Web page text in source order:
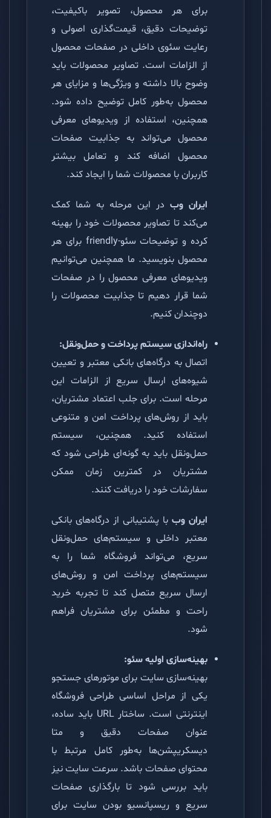
برای هر محصول، تصویر باکیفیت،
توضیحات دقیق، قیمت‌گذاری اصولی و
رعایت سئوی داخلی در صفحات محصول
از الزامات است. تصاویر محصولات باید
وضوح بالا داشته و ویژگی‌ها و مزایای هر
محصول به‌طور کامل توضیح داده شود.
همچنین، استفاده از ویدیوهای معرفی
محصول می‌تواند به جذابیت صفحات
محصول اضافه کند و تعامل بیشتر
کاربران با محصولات شما را ایجاد کند.
ایران وب در این مرحله به شما کمک
می‌کند تا تصاویر محصولات خود را بهینه
کرده و توضیحات سئو-friendly برای هر
محصول بنویسید. ما همچنین می‌توانیم
ویدیوهای معرفی محصول را در صفحات
شما قرار دهیم تا جذابیت محصولات را
دوچندان کنیم.
راه‌اندازی سیستم پرداخت و حمل‌ونقل:
اتصال به درگاه‌های بانکی معتبر و تعیین
شیوه‌های ارسال سریع از الزامات این
مرحله است. برای جلب اعتماد مشتریان،
باید از روش‌های پرداخت امن و متنوعی
استفاده کنید. همچنین، سیستم
حمل‌ونقل باید به گونه‌ای طراحی شود که
مشتریان در کمترین زمان ممکن
سفارشات خود را دریافت کنند.
ایران وب با پشتیبانی از درگاه‌های بانکی
معتبر داخلی و سیستم‌های حمل‌ونقل
سریع، می‌تواند فروشگاه شما را به
سیستم‌های پرداخت امن و روش‌های
ارسال سریع متصل کند تا تجربه خرید
راحت و مطمئن برای مشتریان فراهم
شود.
بهینه‌سازی اولیه سئو:
بهینه‌سازی سایت برای موتورهای جستجو
یکی از مراحل اساسی طراحی فروشگاه
اینترنتی است. ساختار URL باید ساده،
عنوان صفحات دقیق و متا
دیسکریپشن‌ها به‌طور کامل مرتبط با
محتوای صفحات باشد. سرعت سایت نیز
باید بررسی شود تا بارگذاری صفحات
سریع و ریسپانسیو بودن سایت برای